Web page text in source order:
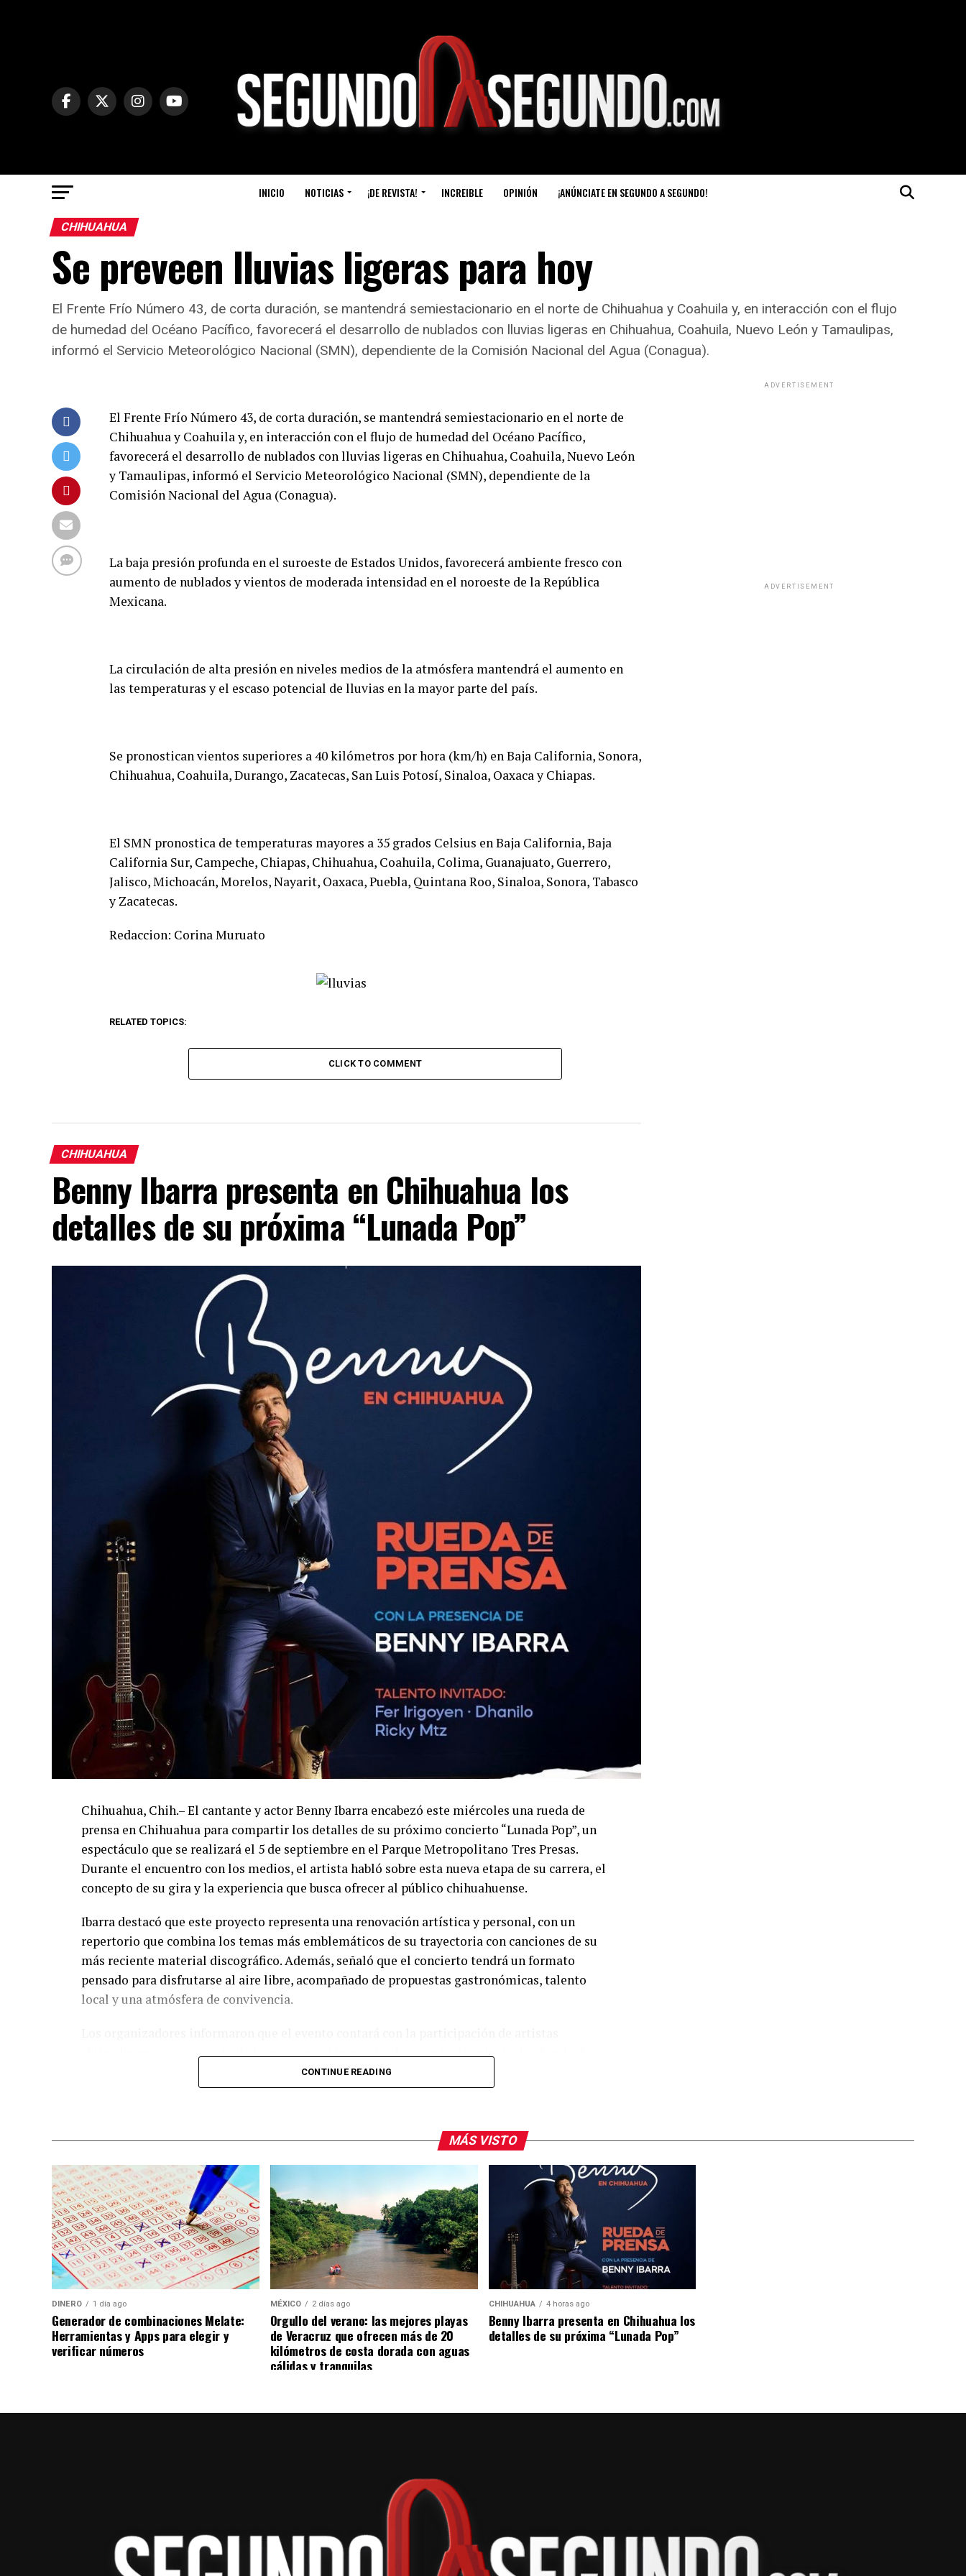
INICIO NOTICIAS ¡DE REVISTA! INCREIBLE OPINIÓN ¡ANÚNCIATE EN SEGUNDO A SEGUNDO!
CHIHUAHUA
Se preveen lluvias ligeras para hoy
El Frente Frío Número 43, de corta duración, se mantendrá semiestacionario en el norte de Chihuahua y Coahuila y, en interacción con el flujo
de humedad del Océano Pacífico, favorecerá el desarrollo de nublados con lluvias ligeras en Chihuahua, Coahuila, Nuevo León y Tamaulipas,
informó el Servicio Meteorológico Nacional (SMN), dependiente de la Comisión Nacional del Agua (Conagua).
El Frente Frío Número 43, de corta duración, se mantendrá semiestacionario en el norte de
Chihuahua y Coahuila y, en interacción con el flujo de humedad del Océano Pacífico,
favorecerá el desarrollo de nublados con lluvias ligeras en Chihuahua, Coahuila, Nuevo León
y Tamaulipas, informó el Servicio Meteorológico Nacional (SMN), dependiente de la
Comisión Nacional del Agua (Conagua).
La baja presión profunda en el suroeste de Estados Unidos, favorecerá ambiente fresco con
aumento de nublados y vientos de moderada intensidad en el noroeste de la República
Mexicana.
La circulación de alta presión en niveles medios de la atmósfera mantendrá el aumento en
las temperaturas y el escaso potencial de lluvias en la mayor parte del país.
Se pronostican vientos superiores a 40 kilómetros por hora (km/h) en Baja California, Sonora,
Chihuahua, Coahuila, Durango, Zacatecas, San Luis Potosí, Sinaloa, Oaxaca y Chiapas.
El SMN pronostica de temperaturas mayores a 35 grados Celsius en Baja California, Baja
California Sur, Campeche, Chiapas, Chihuahua, Coahuila, Colima, Guanajuato, Guerrero,
Jalisco, Michoacán, Morelos, Nayarit, Oaxaca, Puebla, Quintana Roo, Sinaloa, Sonora, Tabasco
y Zacatecas.
Redaccion: Corina Muruato
RELATED TOPICS:
CLICK TO COMMENT
CHIHUAHUA
Benny Ibarra presenta en Chihuahua los
detalles de su próxima “Lunada Pop”
Chihuahua, Chih.– El cantante y actor Benny Ibarra encabezó este miércoles una rueda de
prensa en Chihuahua para compartir los detalles de su próximo concierto “Lunada Pop”, un
espectáculo que se realizará el 5 de septiembre en el Parque Metropolitano Tres Presas.
Durante el encuentro con los medios, el artista habló sobre esta nueva etapa de su carrera, el
concepto de su gira y la experiencia que busca ofrecer al público chihuahuense.
Ibarra destacó que este proyecto representa una renovación artística y personal, con un
repertorio que combina los temas más emblemáticos de su trayectoria con canciones de su
más reciente material discográfico. Además, señaló que el concierto tendrá un formato
pensado para disfrutarse al aire libre, acompañado de propuestas gastronómicas, talento
local y una atmósfera de convivencia.
chihuahuenses como parte de la programación previa al espectáculo principal, además de
diversas experiencias para los asistentes. También reiteraron la invitación al público para
adquirir sus boletos con anticipación y formar parte de una de las presentaciones más
Nota: Al concluir sus actividades, Benny Ibarra fue visto en el restaurante Aire Liebre, en la
ciudad de Chihuahua, degustando diversos platillos en compañía de su equipo de trabajo.
CONTINUE READING
ADVERTISEMENT
ADVERTISEMENT
MÁS VISTO
DINERO 1 día ago
Generador de combinaciones Melate:
Herramientas y Apps para elegir y
verificar números
MÉXICO 2 días ago
Orgullo del verano: las mejores playas
de Veracruz que ofrecen más de 20
kilómetros de costa dorada con aguas
cálidas y tranquilas
CHIHUAHUA 4 horas ago
Benny Ibarra presenta en Chihuahua los
detalles de su próxima “Lunada Pop”